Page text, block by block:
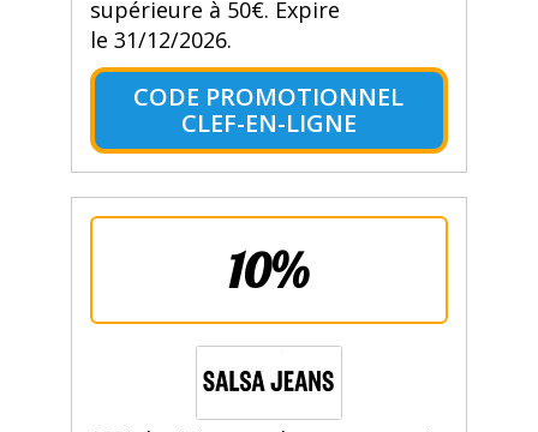
supérieure à 50€. Expire
le 31/12/2026.
CODE PROMOTIONNEL
CLEF-EN-LIGNE
10%